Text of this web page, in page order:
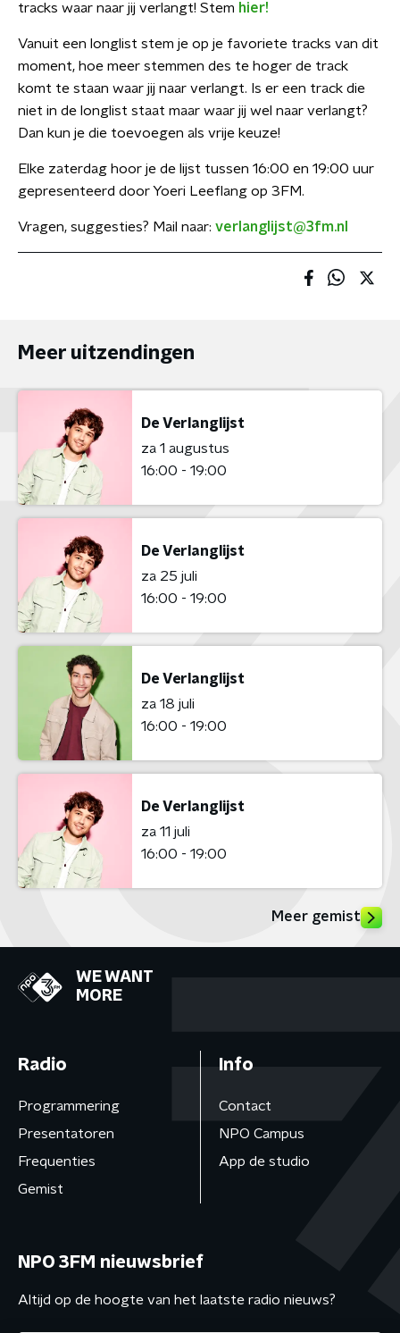
tracks waar naar jij verlangt! Stem hier!
Vanuit een longlist stem je op je favoriete tracks van dit
moment, hoe meer stemmen des te hoger de track
komt te staan waar jij naar verlangt. Is er een track die
niet in de longlist staat maar waar jij wel naar verlangt?
Dan kun je die toevoegen als vrije keuze!
Elke zaterdag hoor je de lijst tussen 16:00 en 19:00 uur
gepresenteerd door Yoeri Leeflang op 3FM.
Vragen, suggesties? Mail naar: verlanglijst@3fm.nl
Meer uitzendingen
De Verlanglijst
za 1 augustus
16:00 - 19:00
De Verlanglijst
za 25 juli
16:00 - 19:00
De Verlanglijst
za 18 juli
16:00 - 19:00
De Verlanglijst
za 11 juli
16:00 - 19:00
Meer gemist
WE WANT
MORE
Radio
Programmering
Presentatoren
Frequenties
Gemist
Info
Contact
NPO Campus
App de studio
NPO 3FM nieuwsbrief
Altijd op de hoogte van het laatste radio nieuws?